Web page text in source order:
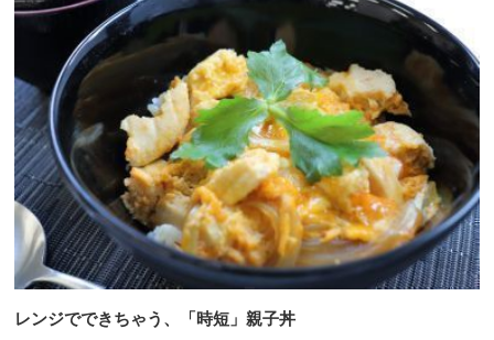
レンジでできちゃう、「時短」親子丼